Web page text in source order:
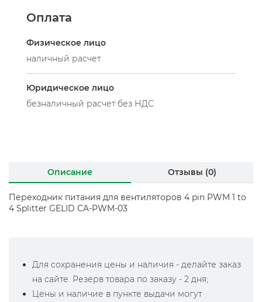
Оплата
Физическое лицо
наличный расчет
Юридическое лицо
безналичный расчет без НДС
Описание Отзывы (0)
Переходник питания для вентиляторов 4 pin PWM 1 to
4 Splitter GELID CA-PWM-03
Для сохранения цены и наличия - делайте заказ
на сайте. Резерв товара по заказу - 2 дня;
Цены и наличие в пункте выдачи могут